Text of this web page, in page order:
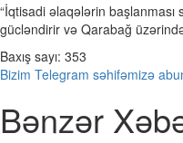
“İqtisadi əlaqələrin başlanması
gücləndirir və Qarabağ
Baxış sayı: 353
Bizim Telegram səhifəmizə
Bənzər